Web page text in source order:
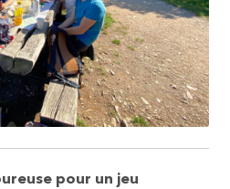
pour un jeu